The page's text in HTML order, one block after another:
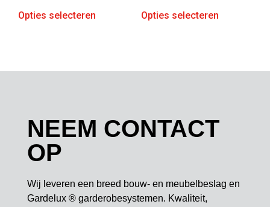
Opties selecteren Opties selecteren
NEEM CONTACT
OP
Wij leveren een breed bouw- en meubelbeslag en
Gardelux ® garderobesystemen. Kwaliteit,